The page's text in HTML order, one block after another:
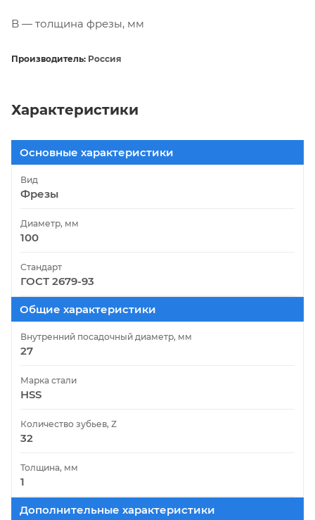
B — толщина фрезы, мм
Производитель: Россия
Характеристики
Основные характеристики
Вид
Фрезы
Диаметр, мм
100
Стандарт
ГОСТ 2679-93
Общие характеристики
Внутренний посадочный диаметр, мм
27
Марка стали
HSS
Количество зубьев, Z
32
Толщина, мм
1
Дополнительные характеристики